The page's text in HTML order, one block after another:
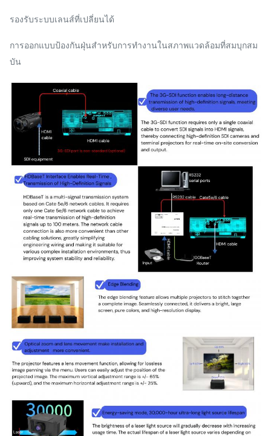
รองรับระบบเลนส์ที่เปลี่ยนได้
การออกแบบป้องกันฝุ่นสำหรับการทำงานในสภาพแวดล้อมที่สมบุกสม
บัน